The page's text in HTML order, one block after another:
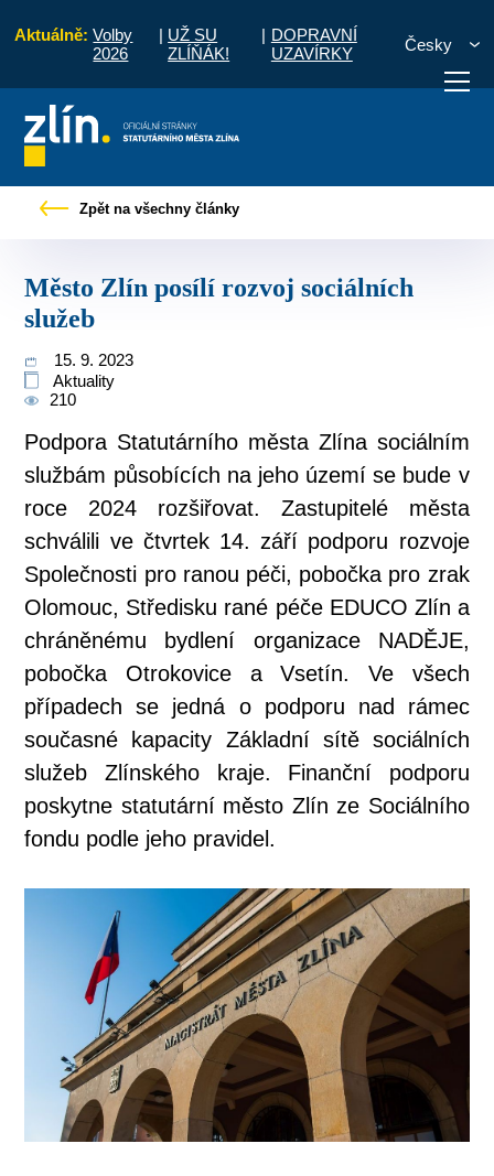
Aktuálně: Volby
2026
| UŽ SU
ZLÍŇÁK!
| DOPRAVNÍ
UZAVÍRKY
Česky
vyřídit Potřebuji zaplatit
Zpět na všechny články
Město Zlín posílí rozvoj sociálních
služeb
15. 9. 2023
Aktuality
210
Podpora Statutárního města Zlína sociálním
službám působících na jeho území se bude v
roce 2024 rozšiřovat. Zastupitelé města
schválili ve čtvrtek 14. září podporu rozvoje
Společnosti pro ranou péči, pobočka pro zrak
Olomouc, Středisku rané péče EDUCO Zlín a
chráněnému bydlení organizace NADĚJE,
pobočka Otrokovice a Vsetín. Ve všech
případech se jedná o podporu nad rámec
současné kapacity Základní sítě sociálních
služeb Zlínského kraje. Finanční podporu
poskytne statutární město Zlín ze Sociálního
fondu podle jeho pravidel.